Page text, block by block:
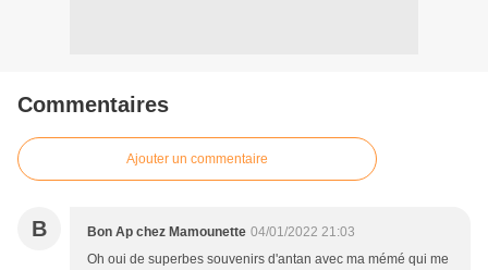
Commentaires
Ajouter un commentaire
B Bon Ap chez Mamounette 04/01/2022 21:03
Oh oui de superbes souvenirs d'antan avec ma mémé qui me